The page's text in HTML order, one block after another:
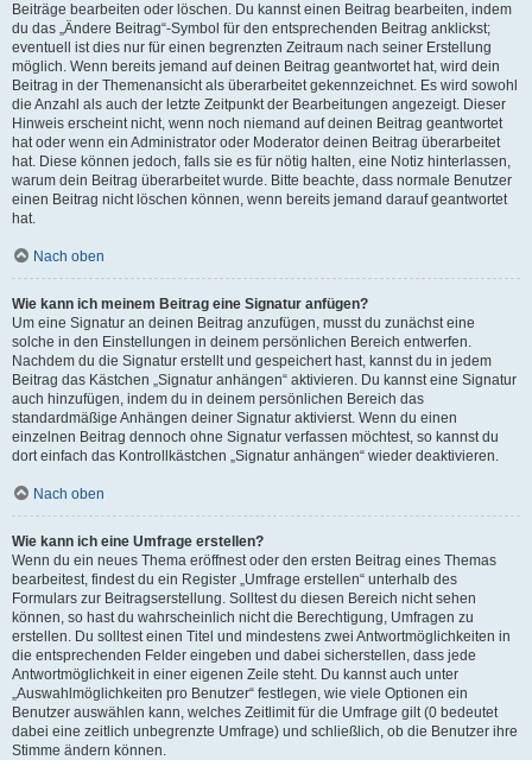
Beiträge bearbeiten oder löschen. Du kannst einen Beitrag bearbeiten, indem
du das „Ändere Beitrag“-Symbol für den entsprechenden Beitrag anklickst;
eventuell ist dies nur für einen begrenzten Zeitraum nach seiner Erstellung
möglich. Wenn bereits jemand auf deinen Beitrag geantwortet hat, wird dein
Beitrag in der Themenansicht als überarbeitet gekennzeichnet. Es wird sowohl
die Anzahl als auch der letzte Zeitpunkt der Bearbeitungen angezeigt. Dieser
Hinweis erscheint nicht, wenn noch niemand auf deinen Beitrag geantwortet
hat oder wenn ein Administrator oder Moderator deinen Beitrag überarbeitet
hat. Diese können jedoch, falls sie es für nötig halten, eine Notiz hinterlassen,
warum dein Beitrag überarbeitet wurde. Bitte beachte, dass normale Benutzer
einen Beitrag nicht löschen können, wenn bereits jemand darauf geantwortet
hat.
Nach oben
Wie kann ich meinem Beitrag eine Signatur anfügen?
Um eine Signatur an deinen Beitrag anzufügen, musst du zunächst eine
solche in den Einstellungen in deinem persönlichen Bereich entwerfen.
Nachdem du die Signatur erstellt und gespeichert hast, kannst du in jedem
Beitrag das Kästchen „Signatur anhängen“ aktivieren. Du kannst eine Signatur
auch hinzufügen, indem du in deinem persönlichen Bereich das
standardmäßige Anhängen deiner Signatur aktivierst. Wenn du einen
einzelnen Beitrag dennoch ohne Signatur verfassen möchtest, so kannst du
dort einfach das Kontrollkästchen „Signatur anhängen“ wieder deaktivieren.
Nach oben
Wie kann ich eine Umfrage erstellen?
Wenn du ein neues Thema eröffnest oder den ersten Beitrag eines Themas
bearbeitest, findest du ein Register „Umfrage erstellen“ unterhalb des
Formulars zur Beitragserstellung. Solltest du diesen Bereich nicht sehen
können, so hast du wahrscheinlich nicht die Berechtigung, Umfragen zu
erstellen. Du solltest einen Titel und mindestens zwei Antwortmöglichkeiten in
die entsprechenden Felder eingeben und dabei sicherstellen, dass jede
Antwortmöglichkeit in einer eigenen Zeile steht. Du kannst auch unter
„Auswahlmöglichkeiten pro Benutzer“ festlegen, wie viele Optionen ein
Benutzer auswählen kann, welches Zeitlimit für die Umfrage gilt (0 bedeutet
dabei eine zeitlich unbegrenzte Umfrage) und schließlich, ob die Benutzer ihre
Stimme ändern können.